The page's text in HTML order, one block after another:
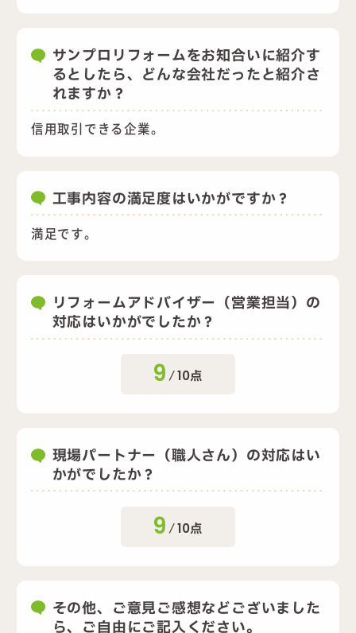
サンプロリフォームをお知合いに紹介す
るとしたら、どんな会社だったと紹介さ
れますか？
信用取引できる企業。
工事内容の満足度はいかがですか？
満足です。
リフォームアドバイザー（営業担当）の
対応はいかがでしたか？
9 /10点
現場パートナー（職人さん）の対応はい
かがでしたか？
9 /10点
その他、ご意見ご感想などございました
ら、ご自由にご記入ください。